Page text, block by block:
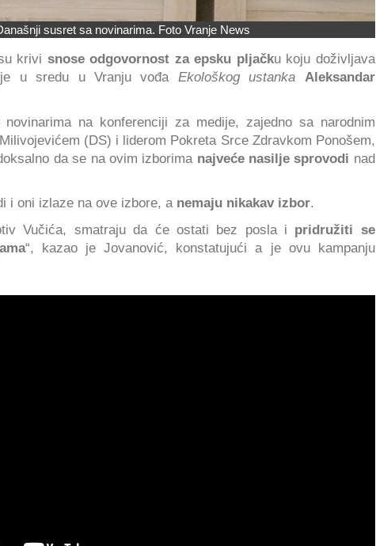
susret sa novinarima. Foto Vranje News
krivi snose odgovornost za epsku pljačku koju doživljava
u sredu u Vranju vođa Ekološkog ustanka
Aleksandar
na konferenciji za medije, zajedno sa narodnim
(DS) i liderom Pokreta Srce Zdravkom Ponošem,
da se na ovim izborima najveće nasilje sprovodi nad
i oni izlaze na ove izbore, a nemaju nikakav izbor.
Vučića, smatraju da će ostati bez posla i pridružiti se
“, kazao je Jovanović, konstatujući a je ovu kampanju